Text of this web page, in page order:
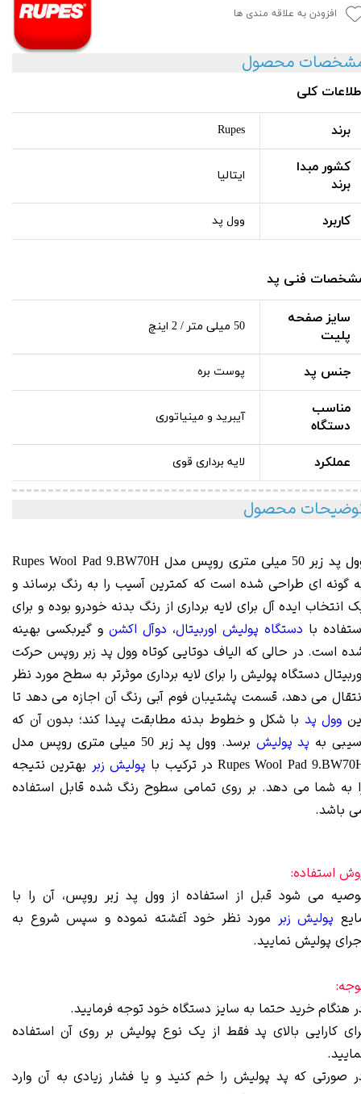
افزودن به علاقه مندی ها
محصول
کلی
برند Rupes
کشور مبدا
برند
ایتالیا
کاربرد وول پد
فنی پد
سایز صفحه
پلیت
50 میلی متر / 2 اینچ
جنس پد پوست بره
مناسب
دستگاه
آیبرید و مینیاتوری
عملکرد لایه برداری قوی
محصول
زبر 50 میلی متری روپس مدل Rupes Wool Pad9.BW70H
گونه ای طراحی شده است که کمترین آسیب را به رنگ برساند و
انتخاب ایده آل برای لایه برداری از رنگ بدنه خودرو بوده و برای
با دستگاه پولیش اوربیتال، دوآل اکشن و گیربکسی بهینه
است. در حالی که الیاف دوتایی کوتاه وول پد زبر روپس حرکت
دستگاه پولیش را برای لایه برداری موثرتر به سطح مورد نظر
می دهد، قسمت پشتیبان فوم آبی رنگ آن اجازه می دهد تا
وول پد با شکل و خطوط بدنه مطابقت پیدا کند؛ بدون آن که
به پد پولیش برسد.
وول پد زبر 50 میلی متری روپس مدل
Rupes Wool Padدر ترکیب با پولیش زبر بهترین نتیجه
به شما می دهد. بر روی تمامی سطوح رنگ شده قابل استفاده
باشد.
استفاده:
می شود قبل از استفاده از وول پد زبر روپس، آن را با
پولیش زبر مورد نظر خود آغشته نموده و سپس شروع به
پولیش نمایید.
هنگام خرید حتما به سایز دستگاه خود توجه فرمایید.
کارایی بالای پد فقط از یک نوع پولیش بر روی آن استفاده
صورتی که پد پولیش را خم کنید و یا فشار زیادی به آن وارد